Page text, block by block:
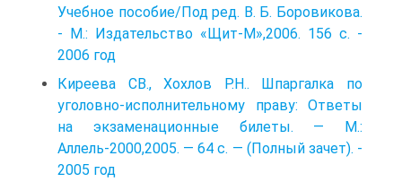
Учебное пособие/Под ред. В. Б. Боровикова.
- М.: Издательство «Щит-М»,2006. 156 с. -
2006 год
Киреева СВ., Хохлов Р.Н.. Шпаргалка по
уголовно-исполнительному праву: Ответы
на экзаменационные билеты. — М.:
Аллель-2000,2005. — 64 с. — (Полный зачет). -
2005 год